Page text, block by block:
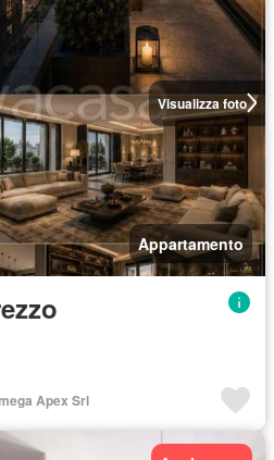
Visualizza foto
Appartamento
Apex Srl